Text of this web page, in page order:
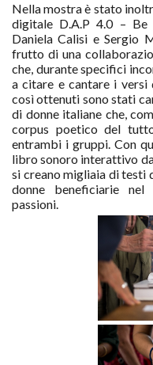
Nella mostra è stato
digitale D.A.P 4.0 –
Daniela Calisi e Sergio
frutto di una
che, durante specifici
a citare e cantare i
così ottenuti sono stati
di donne italiane che,
corpus poetico del
entrambi i gruppi. Con
libro sonoro interattivo
si creano migliaia di testi
donne beneficiarie
passioni.